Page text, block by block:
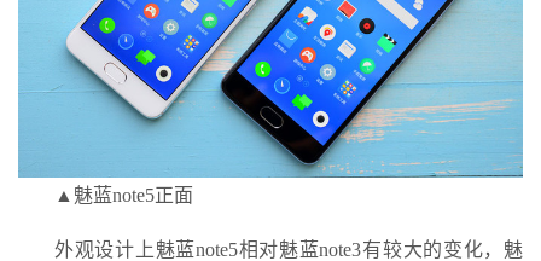
▲魅蓝note5正面
外观设计上魅蓝note5相对魅蓝note3有较大的变化，魅